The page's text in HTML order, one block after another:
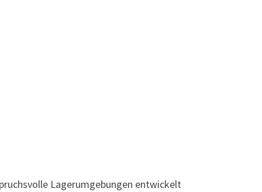
Lagerumgebungen entwickelt